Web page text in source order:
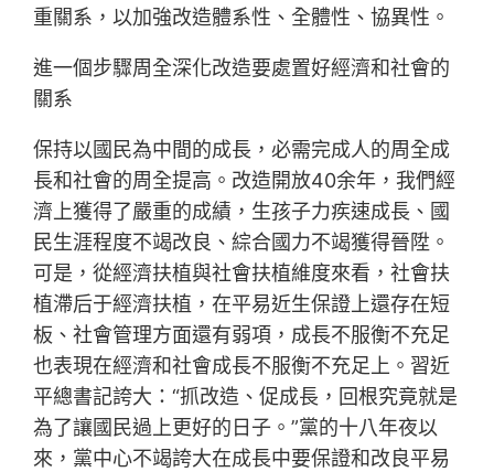
重關系，以加強改造體系性、全體性、協異性。
進一個步驟周全深化改造要處置好經濟和社會的
關系
保持以國民為中間的成長，必需完成人的周全成
長和社會的周全提高。改造開放40余年，我們經
濟上獲得了嚴重的成績，生孩子力疾速成長、國
民生涯程度不竭改良、綜合國力不竭獲得晉陞。
可是，從經濟扶植與社會扶植維度來看，社會扶
植滯后于經濟扶植，在平易近生保證上還存在短
板、社會管理方面還有弱項，成長不服衡不充足
也表現在經濟和社會成長不服衡不充足上。習近
平總書記誇大：“抓改造、促成長，回根究竟就是
為了讓國民過上更好的日子。”黨的十八年夜以
來，黨中心不竭誇大在成長中要保證和改良平易